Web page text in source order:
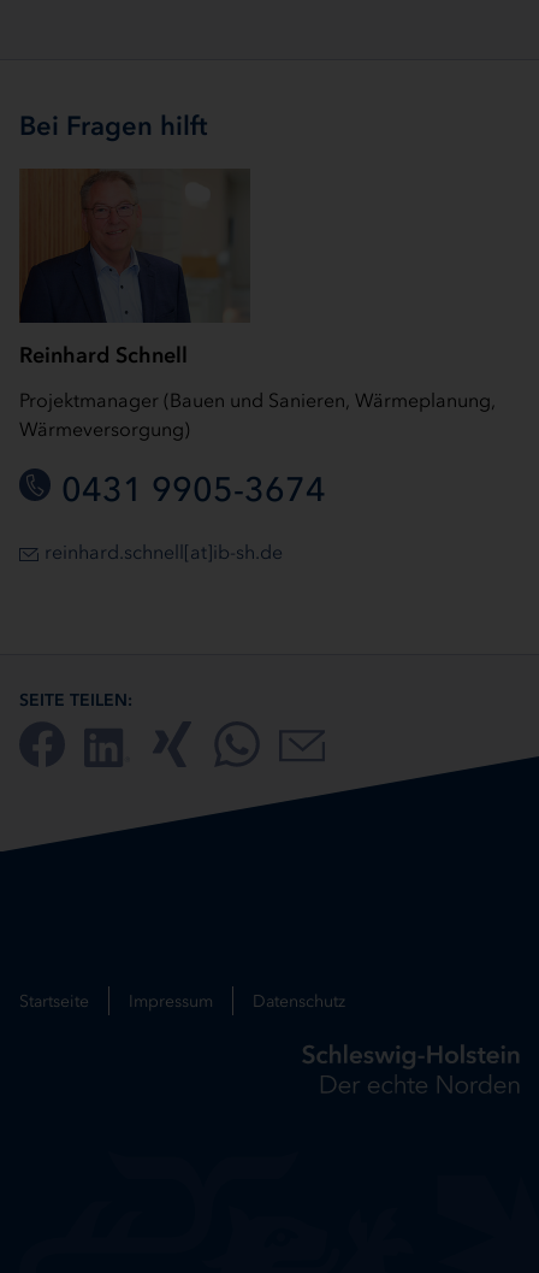
Bei Fragen hilft
Reinhard Schnell
Projektmanager (Bauen und Sanieren, Wärmeplanung,
Wärmeversorgung)
0431 9905-3674
reinhard.schnell[at]ib-sh.de
SEITE TEILEN:
Startseite Impressum Datenschutz